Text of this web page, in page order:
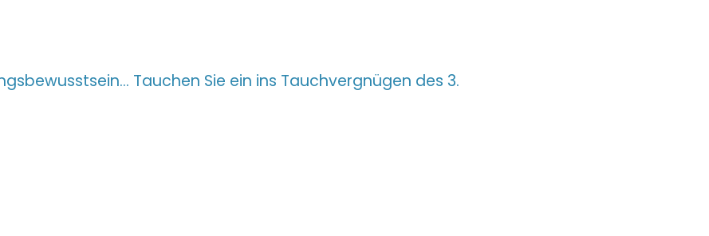
Tauchen Sie ein ins Tauchvergnügen des 3.